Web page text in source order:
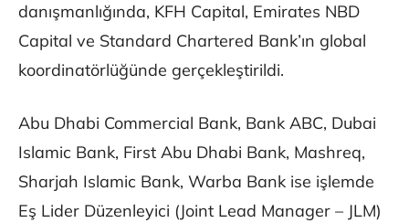
danışmanlığında, KFH Capital, Emirates NBD
Capital ve Standard Chartered Bank’ın global
koordinatörlüğünde gerçekleştirildi.
Abu Dhabi Commercial Bank, Bank ABC, Dubai
Islamic Bank, First Abu Dhabi Bank, Mashreq,
Sharjah Islamic Bank, Warba Bank ise işlemde
Eş Lider Düzenleyici (Joint Lead Manager – JLM)